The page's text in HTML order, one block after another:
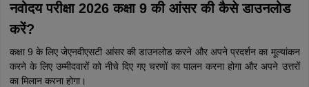
नवोदय परीक्षा 2026 कक्षा 9 की आंसर की कैसे डाउनलोड
करें?
कक्षा 9 के लिए जेएनवीएसटी आंसर की डाउनलोड करने और अपने प्रदर्शन का मूल्यांकन
करने के लिए उम्मीदवारों को नीचे दिए गए चरणों का पालन करना होगा और अपने उत्तरों
का मिलान करना होगा।